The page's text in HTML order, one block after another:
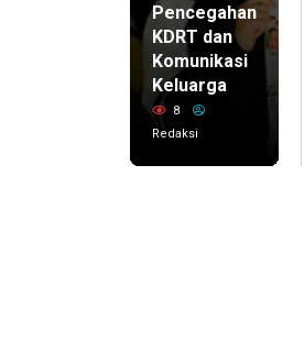
Pencegahan
KDRT dan
Komunikasi
Keluarga
8
Redaksi